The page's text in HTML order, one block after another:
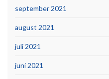
september 2021
august 2021
juli 2021
juni 2021